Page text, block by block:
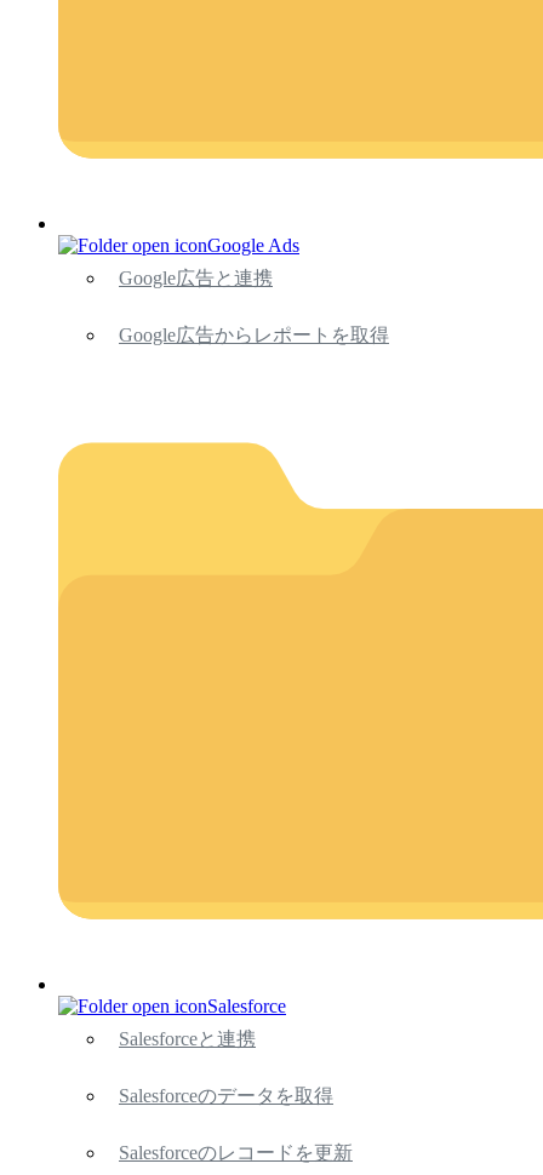
Google Ads
Google広告と連携
Google広告からレポートを取得
Salesforce
Salesforceと連携
Salesforceのデータを取得
Salesforceのレコードを更新